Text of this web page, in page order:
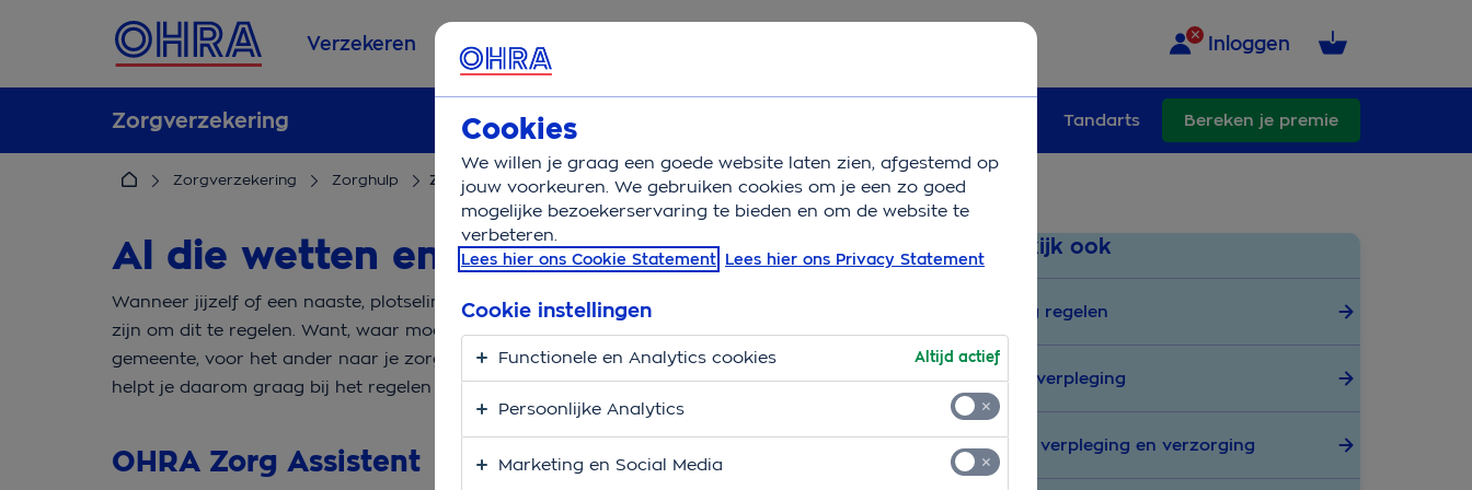
Verzekeren Service & Contact Inloggen
Zorgverzekering Tandarts Bereken je premie
Zorgverzekering Zorghulp Zorgassistent
Al die wetten en instanties
Wanneer jijzelf of een naaste, plotseling mantelzorg of ondersteuning nodig heeft, kan het lastig
zijn om dit te regelen. Want, waar moet je nu precies zijn? Voor het een moet je naar de
gemeente, voor het ander naar je zorgverzekeraar. En dan heb je ook nog zorgkantoren. OHRA
helpt je daarom graag bij het regelen van de noodzakelijke zorg en ondersteuning.
OHRA Zorg Assistent
Bekijk ook
Zorg regelen
Wijkverpleging
PGB verpleging en verzorging
Cookies
We willen je graag een goede website laten zien, afgestemd op
jouw voorkeuren. We gebruiken cookies om je een zo goed
mogelijke bezoekerservaring te bieden en om de website te
verbeteren.
Lees hier ons Cookie Statement Lees hier ons Privacy Statement
Cookie instellingen
Functionele en Analytics cookies Altijd actief
Persoonlijke Analytics
Marketing en Social Media